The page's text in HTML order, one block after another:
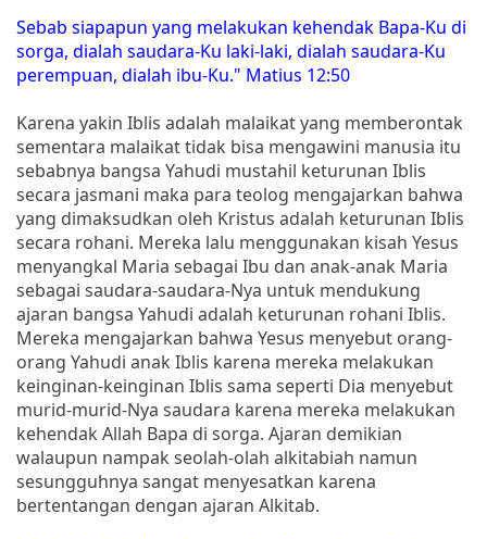
Sebab siapapun yang melakukan kehendak Bapa-Ku di
sorga, dialah saudara-Ku laki-laki, dialah saudara-Ku
perempuan, dialah ibu-Ku." Matius 12:50
Karena yakin Iblis adalah malaikat yang memberontak
sementara malaikat tidak bisa mengawini manusia itu
sebabnya bangsa Yahudi mustahil keturunan Iblis
secara jasmani maka para teolog mengajarkan bahwa
yang dimaksudkan oleh Kristus adalah keturunan Iblis
secara rohani. Mereka lalu menggunakan kisah Yesus
menyangkal Maria sebagai Ibu dan anak-anak Maria
sebagai saudara-saudara-Nya untuk mendukung
ajaran bangsa Yahudi adalah keturunan rohani Iblis.
Mereka mengajarkan bahwa Yesus menyebut orang-
orang Yahudi anak Iblis karena mereka melakukan
keinginan-keinginan Iblis sama seperti Dia menyebut
murid-murid-Nya saudara karena mereka melakukan
kehendak Allah Bapa di sorga. Ajaran demikian
walaupun nampak seolah-olah alkitabiah namun
sesungguhnya sangat menyesatkan karena
bertentangan dengan ajaran Alkitab.